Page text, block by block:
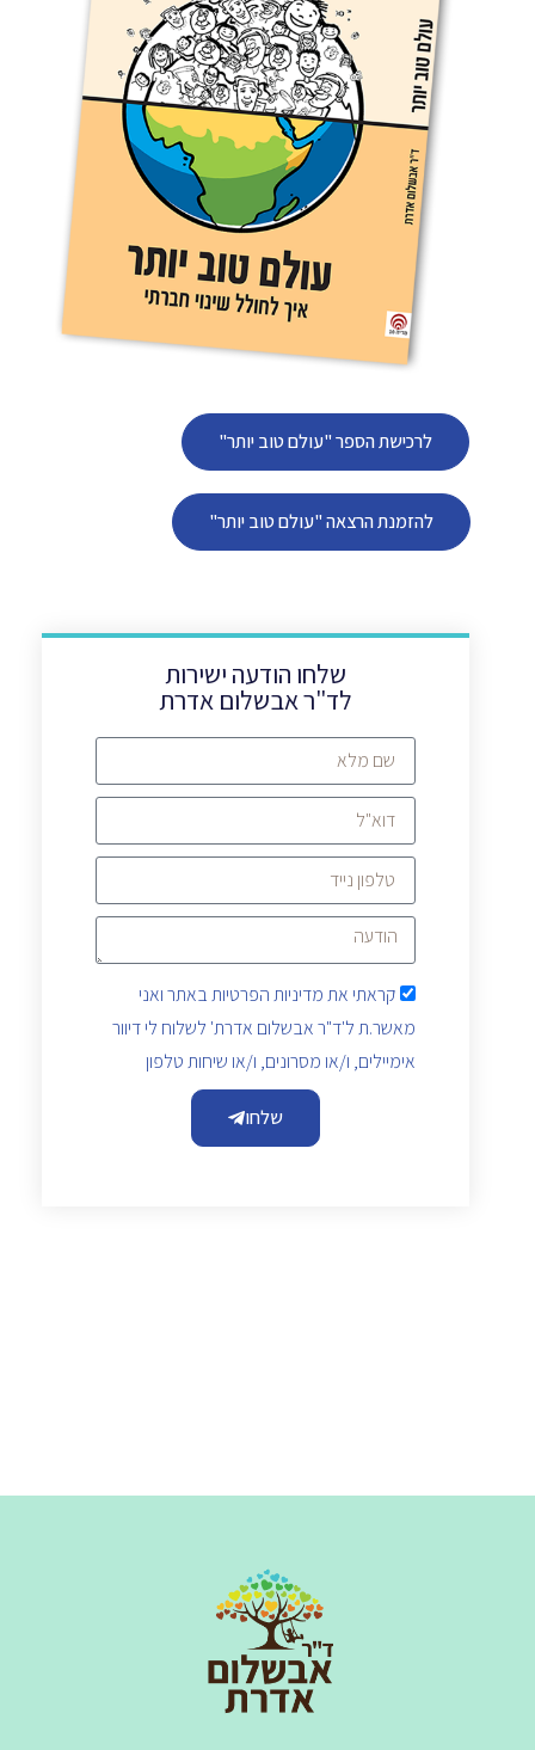
לרכישת הספר "עולם טוב יותר"
להזמנת הרצאה "עולם טוב יותר"
שלחו הודעה ישירות
לד"ר אבשלום אדרת
קראתי אתמדיניות הפרטיותבאתר ואני
מאשר.ת ל'ד"ר אבשלום אדרת' לשלוח לי דיוור
אימיילים, ו/או מסרונים, ו/או שיחות טלפון
שלחו